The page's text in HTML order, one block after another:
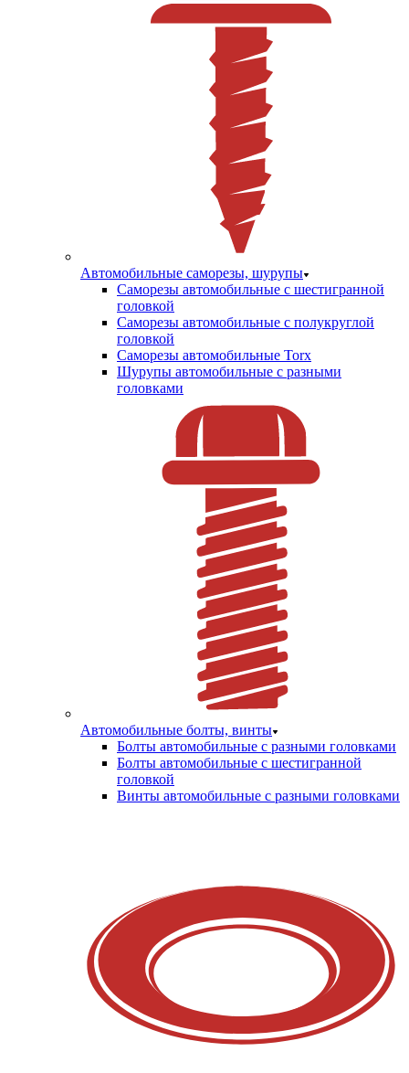
Автомобильные саморезы, шурупы
Саморезы автомобильные с шестигранной
головкой
Саморезы автомобильные с полукруглой
головкой
Саморезы автомобильные Torx
Шурупы автомобильные с разными
головками
Автомобильные болты, винты
Болты автомобильные с разными головками
Болты автомобильные с шестигранной
головкой
Винты автомобильные с разными головками